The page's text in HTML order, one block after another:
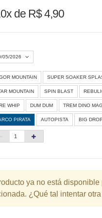
de R$ 4,90
05/2026
Agosto 2026 »
S Q Q S S
1
24 27 28 29
31
MOUNTAIN SUPER SOAKER
MOUNTAIN SPIN BLAST
WHIP DUM DUM TREM DINO
PIRATA AUTOPISTA BIG DROP
ya no está disponible
¿Qué tal intentar